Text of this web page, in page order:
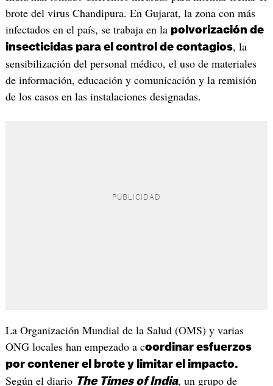
brote del virus Chandipura. En Gujarat, la zona con más
infectados en el país, se trabaja en la polvorización de
insecticidas para el control de contagios, la
sensibilización del personal médico, el uso de materiales
de información, educación y comunicación y la remisión
de los casos en las instalaciones designadas.
La Organización Mundial de la Salud (OMS) y varias
ONG locales han empezado a coordinar esfuerzos
por contener el brote y limitar el impacto.
Según el diario The Times of India, un grupo de